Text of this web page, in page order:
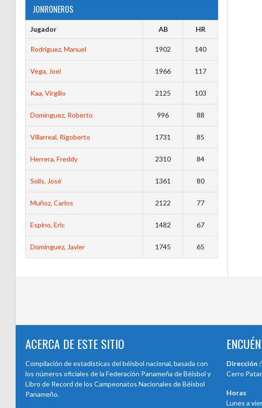
JONRONEROS
Jugador AB HR
Rodríguez, Manuel 1902 140
Vega, Joel 1966 117
Kaa, Virgilio 2125 103
Dominguez, Roberto 996 88
Villarreal, Rigoberto 1731 85
Herrera, Freddy 2310 84
Solís, José 1361 80
Muñoz, Carlos 2122 77
Espino, Eric 1482 67
Domínguez, Javier 1745 65
ACERCA DE ESTE SITIO
Compilación de estadísticas del béisbol nacional, basada con
los números oficiales de la Federación Panameña de Béisbol y
Libro de Record de los Campeonatos Nacionales de Béisbol
Panameño.
Dirección :
Cerro
Horas
Lunes a